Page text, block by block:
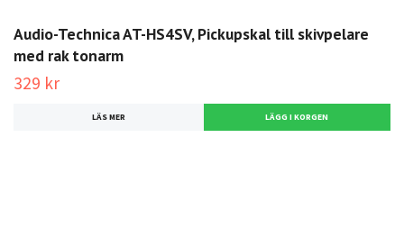
Audio-Technica AT-HS4SV, Pickupskal till skivpelare
med rak tonarm
329 kr
LÄS MER